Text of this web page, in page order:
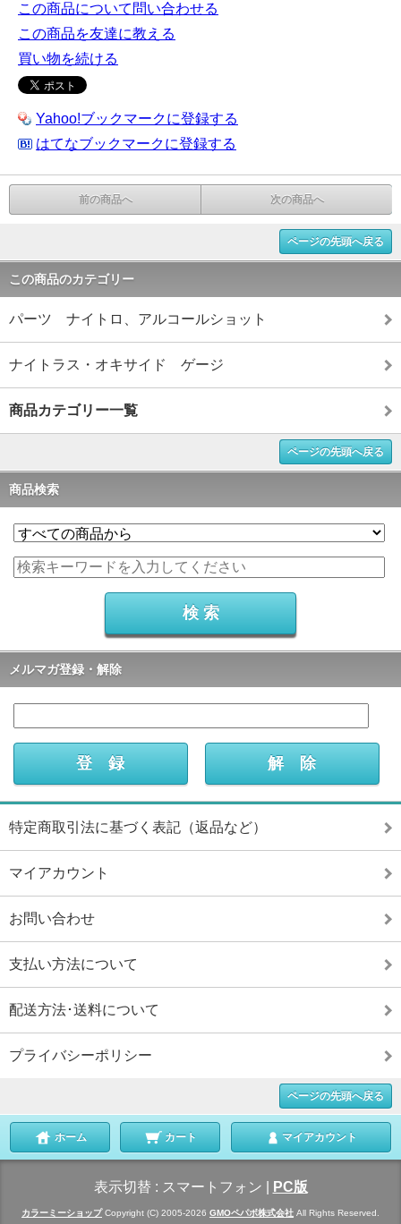
この商品について問い合わせる
この商品を友達に教える
買い物を続ける
Yahoo!ブックマークに登録する
はてなブックマークに登録する
前の商品へ 次の商品へ
ページの先頭へ戻る
この商品のカテゴリー
パーツ ナイトロ、アルコールショット
ナイトラス・オキサイド ゲージ
商品カテゴリー一覧
ページの先頭へ戻る
商品検索
メルマガ登録・解除
特定商取引法に基づく表記（返品など）
マイアカウント
お問い合わせ
支払い方法について
配送方法･送料について
プライバシーポリシー
ページの先頭へ戻る
ホーム カート マイアカウント
表示切替 : スマートフォン PC版
カラーミーショップCopyright (C) 2005-2026 GMOペパボ株式会社 All Rights Reserved.